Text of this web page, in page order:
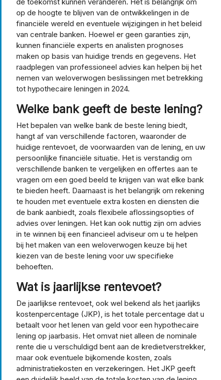
op de hoogte te blijven van de ontwikkelingen in de
financiële wereld en eventuele wijzigingen in het beleid
van centrale banken. Hoewel er geen garanties zijn,
kunnen financiële experts en analisten prognoses
maken op basis van huidige trends en gegevens. Het
raadplegen van professioneel advies kan helpen bij het
nemen van weloverwogen beslissingen met betrekking
tot hypothecaire leningen in 2024.
Welke bank geeft de beste lening?
Het bepalen van welke bank de beste lening biedt,
hangt af van verschillende factoren, waaronder de
huidige rentevoet, de voorwaarden van de lening, en uw
persoonlijke financiële situatie. Het is verstandig om
verschillende banken te vergelijken en offertes aan te
vragen om een goed beeld te krijgen van wat elke bank
te bieden heeft. Daarnaast is het belangrijk om rekening
te houden met eventuele extra kosten en diensten die
de bank aanbiedt, zoals flexibele aflossingsopties of
advies over leningen. Het kan ook nuttig zijn om advies
in te winnen bij een financieel adviseur om u te helpen
bij het maken van een weloverwogen keuze bij het
kiezen van de beste lening voor uw specifieke
behoeften.
Wat is jaarlijkse rentevoet?
De jaarlijkse rentevoet, ook wel bekend als het jaarlijks
kostenpercentage (JKP), is het totale percentage dat u
betaalt voor het lenen van geld voor een hypothecaire
lening op jaarbasis. Het omvat niet alleen de nominale
rente die u verschuldigd bent aan de kredietverstrekker,
maar ook eventuele bijkomende kosten, zoals
administratiekosten en verzekeringen. Het JKP geeft